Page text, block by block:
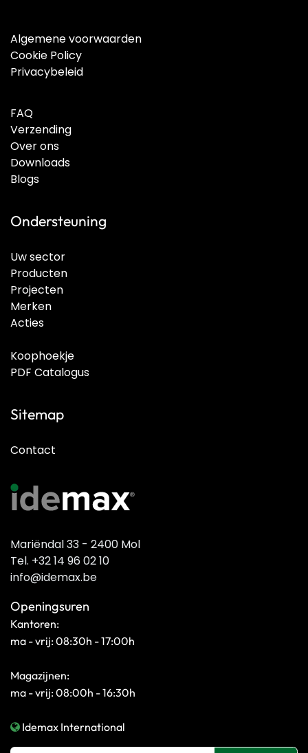
Algemene voorwaarden
Cookie Policy
Privacybeleid
FAQ
Verzending
Over ons
Downloads
Blogs
Ondersteuning
Uw sector
Producten
Projecten
Merken
Acties
Koophoekje
PDF Catalogus
Sitemap
Contact
Mariëndal 33 - 2400 Mol
Tel. +32 14 96 02 10
info@idemax.be
Openingsuren
Kantoren:
ma - vrij: 08:30h - 17:00h
Magazijnen:
ma - vrij: 08:00h - 16:30h
Idemax International